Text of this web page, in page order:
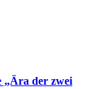
„Ära der zwei